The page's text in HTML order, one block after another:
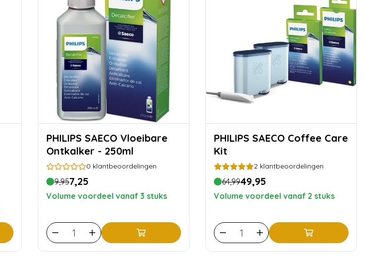
PHILIPS SAECO Vloeibare
Ontkalker - 250ml
0 klantbeoordelingen
9,957,25
Volume voordeel vanaf 3 stuks
PHILIPS SAECO Coffee Care
Kit
2 klantbeoordelingen
64,9949,95
Volume voordeel vanaf 2 stuks